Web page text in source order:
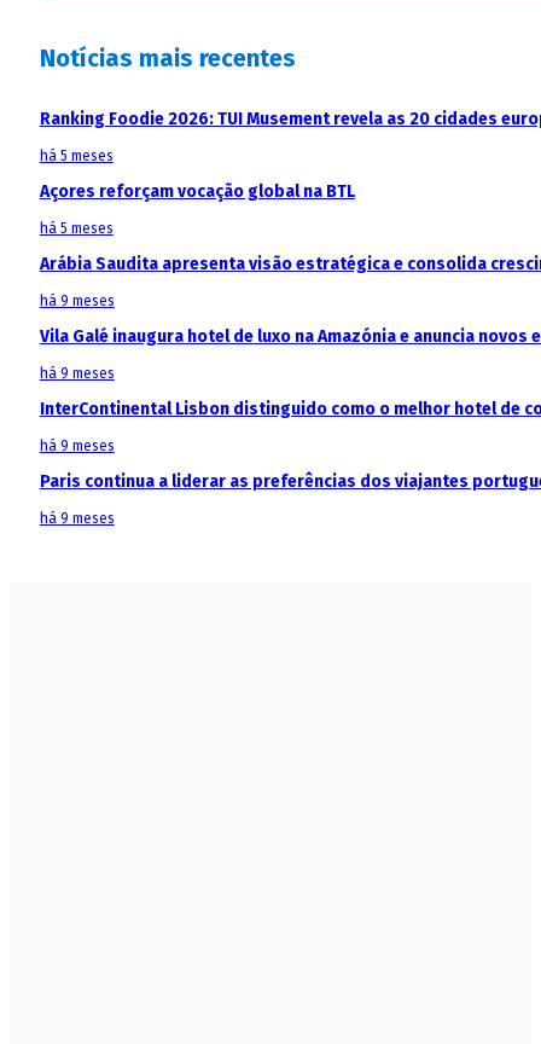
Notícias mais recentes
Ranking Foodie 2026: TUI Musement revela as 20 cidades
há 5 meses
Açores reforçam vocação global na BTL
há 5 meses
Arábia Saudita apresenta visão estratégica e consolida
há 9 meses
Vila Galé inaugura hotel de luxo na Amazónia e anuncia
há 9 meses
InterContinental Lisbon distinguido como o melhor hotel de
há 9 meses
Paris continua a liderar as preferências dos viajantes
há 9 meses